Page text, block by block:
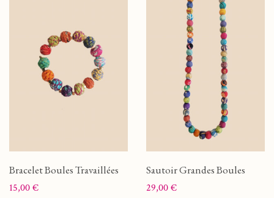
Bracelet Boules Travaillées
Prix
15,00 €
Sautoir Grandes Boules
Prix
29,00 €